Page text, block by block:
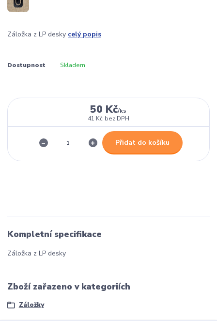
Záložka z LP desky celý popis
Dostupnost Skladem
50 Kč/ks
41 Kč bez DPH
Přidat do košíku
Kompletní specifikace
Záložka z LP desky
Zboží zařazeno v kategoriích
Záložky